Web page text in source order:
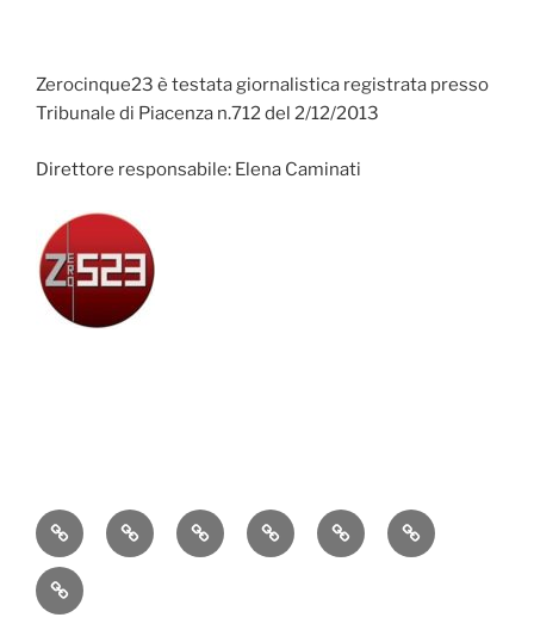
Zerocinque23 è testata giornalistica registrata presso
Tribunale di Piacenza n.712 del 2/12/2013
Direttore responsabile: Elena Caminati
AttualitàCronacaPolitica EconomiaCultura Sport
Contatti